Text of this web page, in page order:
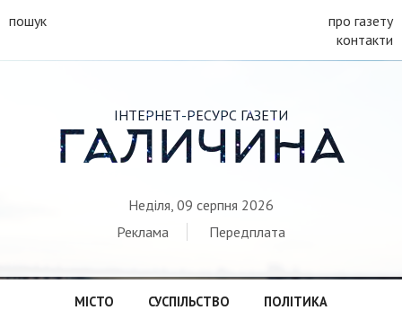
пошук
про газету
контакти
ІНТЕРНЕТ-РЕСУРС ГАЗЕТИ
ГАЛИЧИНА
Неділя, 09 серпня 2026
Реклама
Передплата
МІСТО СУСПІЛЬСТВО
ПОЛІТИКА